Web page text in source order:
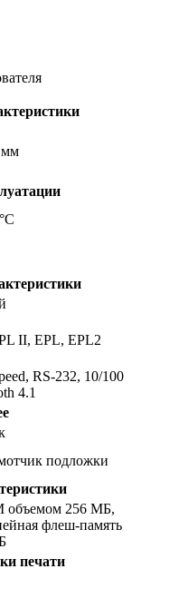
мм
II, EPL, EPL2
RS-232, 10/100
4.1
подложки
объемом 256 МБ,
флеш-память
печати